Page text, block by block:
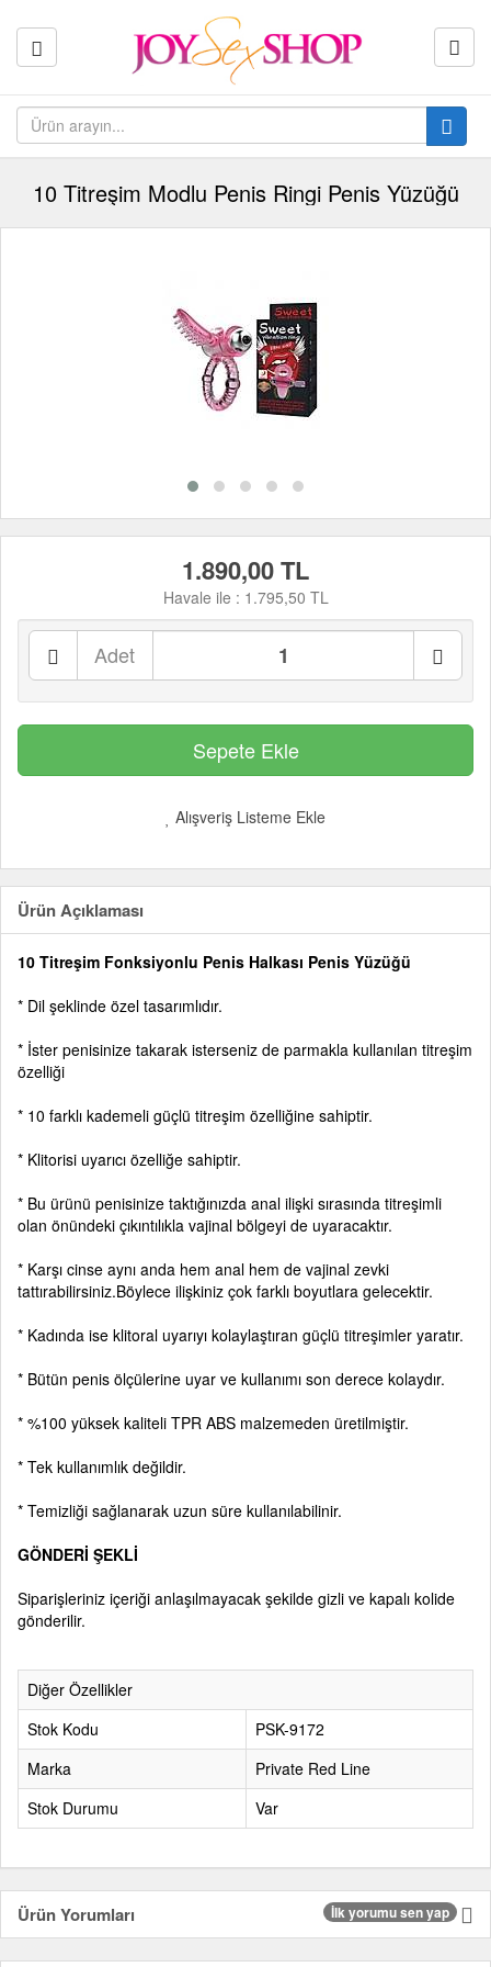
10 Titreşim Modlu Penis Ringi Penis Yüzüğü
1.890,00 TL
Havale ile : 1.795,50 TL
Adet
Alışveriş Listeme Ekle
Ürün Açıklaması
10 Titreşim Fonksiyonlu Penis Halkası Penis Yüzüğü
* Dil şeklinde özel tasarımlıdır.
* İster penisinize takarak isterseniz de parmakla kullanılan titreşim
özelliği
* 10 farklı kademeli güçlü titreşim özelliğine sahiptir.
* Klitorisi uyarıcı özelliğe sahiptir.
* Bu ürünü penisinize taktığınızda anal ilişki sırasında titreşimli
olan önündeki çıkıntılıkla vajinal bölgeyi de uyaracaktır.
* Karşı cinse aynı anda hem anal hem de vajinal zevki
tattırabilirsiniz.Böylece ilişkiniz çok farklı boyutlara gelecektir.
* Kadında ise klitoral uyarıyı kolaylaştıran güçlü titreşimler yaratır.
* Bütün penis ölçülerine uyar ve kullanımı son derece kolaydır.
* %100 yüksek kaliteli TPR ABS malzemeden üretilmiştir.
* Tek kullanımlık değildir.
* Temizliği sağlanarak uzun süre kullanılabilinir.
GÖNDERİ ŞEKLİ
Siparişleriniz içeriği anlaşılmayacak şekilde gizli ve kapalı kolide
gönderilir.
Diğer Özellikler
Stok Kodu
PSK-9172
Marka
Private Red Line
Stok Durumu
Var
Ürün Yorumları İlk yorumu sen yap